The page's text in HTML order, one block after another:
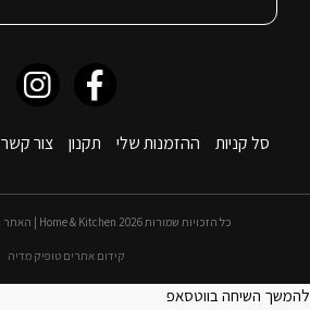
סל קניות ההזמנות שלי תקנון צור קשר
כל הזכויות שמורות 2026 Home & Kitchen | האתר נבנה ע״י לובה קוטליק
קידום אתרים טופיק מדיה
להמשך השיחה בווטסאפ